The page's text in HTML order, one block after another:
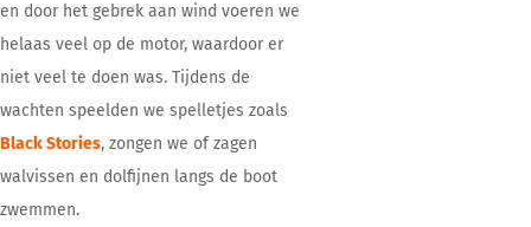
en door het gebrek aan wind voeren we
helaas veel op de motor, waardoor er
niet veel te doen was. Tijdens de
wachten speelden we spelletjes zoals
Black Stories, zongen we of zagen
walvissen en dolfijnen langs de boot
zwemmen.